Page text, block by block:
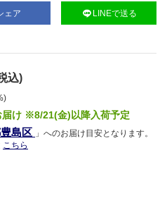
ェア LINEで送る
込)
届け ※8/21(金)以降入荷予定
島区 」へのお届け目安となります。
こちら